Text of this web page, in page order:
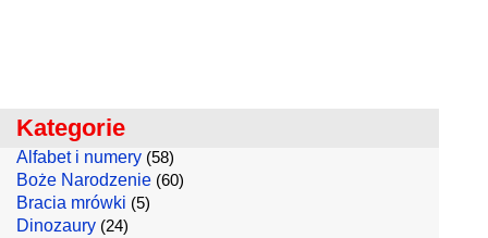
Kategorie
Alfabet i numery (58)
Boże Narodzenie (60)
Bracia mrówki (5)
Dinozaury (24)